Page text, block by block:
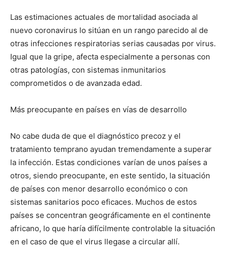
Las estimaciones actuales de mortalidad asociada al
nuevo coronavirus lo sitúan en un rango parecido al de
otras infecciones respiratorias serias causadas por virus.
Igual que la gripe, afecta especialmente a personas con
otras patologías, con sistemas inmunitarios
comprometidos o de avanzada edad.
Más preocupante en países en vías de desarrollo
No cabe duda de que el diagnóstico precoz y el
tratamiento temprano ayudan tremendamente a superar
la infección. Estas condiciones varían de unos países a
otros, siendo preocupante, en este sentido, la situación
de países con menor desarrollo económico o con
sistemas sanitarios poco eficaces. Muchos de estos
países se concentran geográficamente en el continente
africano, lo que haría difícilmente controlable la situación
en el caso de que el virus llegase a circular allí.